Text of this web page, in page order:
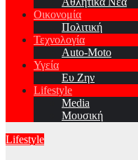
Οικονομία
Πολιτική
Τεχνολογία
Auto-Moto
Υγεία
Ευ Ζην
Lifestyle
Media
Μουσική
Lifestyle